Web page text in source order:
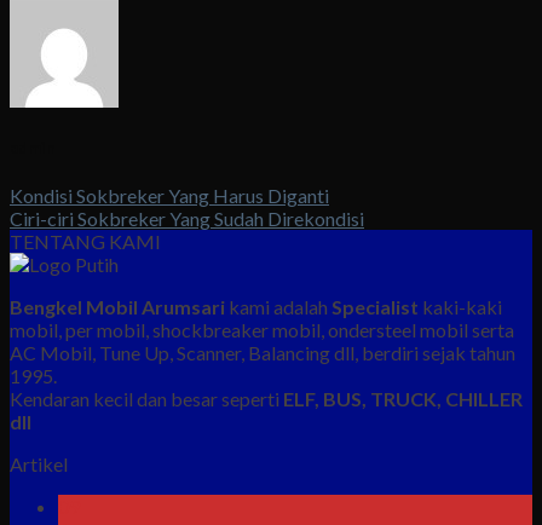
Kondisi Sokbreker Yang Harus Diganti
Ciri-ciri Sokbreker Yang Sudah Direkondisi
TENTANG KAMI
Bengkel Mobil Arumsari kami adalah Specialist kaki-kaki
mobil, per mobil, shockbreaker mobil, ondersteel mobil serta
AC Mobil, Tune Up, Scanner, Balancing dll, berdiri sejak tahun
1995.
Kendaran kecil dan besar seperti ELF, BUS, TRUCK, CHILLER
dll
Artikel